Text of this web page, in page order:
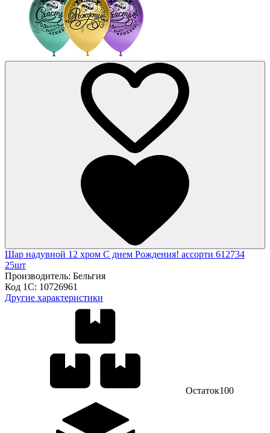
Шар надувной 12 хром С днем Рождения! ассорти 612734
25шт
Производитель: Бельгия
Код 1С: 10726961
Другие характеристики
Остаток100